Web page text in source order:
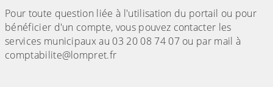
Pour toute question liée à l'utilisation du portail ou pour
bénéficier d'un compte, vous pouvez contacter les
services municipaux au 03 20 08 74 07 ou par mail à
comptabilite@lompret.fr